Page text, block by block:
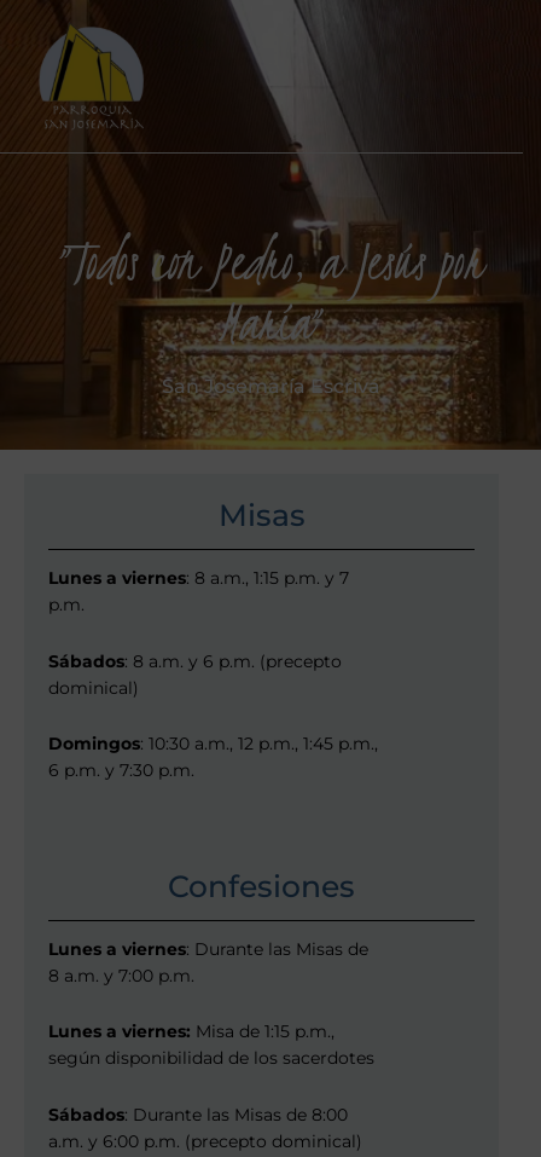
"Todos con Pedro, a Jesús por
María"
San Josemaría Escrivá
Misas
Lunes a viernes: 8 a.m., 1:15 p.m. y 7
p.m.
Sábados: 8 a.m. y 6 p.m. (precepto
dominical)
Domingos: 10:30 a.m., 12 p.m., 1:45 p.m.,
6 p.m. y 7:30 p.m.
Confesiones
Lunes a viernes: Durante las Misas de
8 a.m. y 7:00 p.m.
Lunes a viernes: Misa de 1:15 p.m.,
según disponibilidad de los sacerdotes
Sábados: Durante las Misas de 8:00
a.m. y 6:00 p.m. (precepto dominical)